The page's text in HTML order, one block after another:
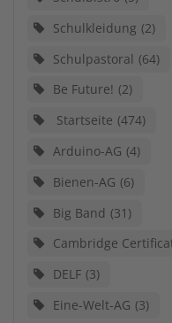
Schulkleidung 2
Schulpastoral
64
Be Future! 2
Startseite 474
Arduino-AG 4
Bienen-AG 6
Big Band
31
Cambridge
DELF 3
Eine-Welt-AG 3